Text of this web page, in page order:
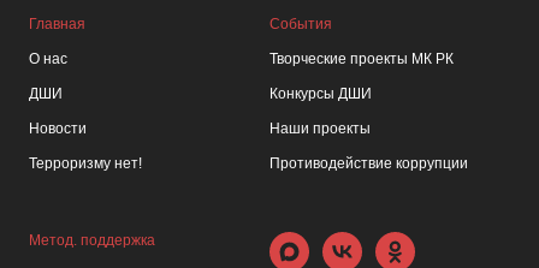
Главная
О нас
ДШИ
Новости
Терроризму нет!
События
Творческие проекты МК РК
Конкурсы ДШИ
Наши проекты
Противодействие коррупции
Метод. поддержка